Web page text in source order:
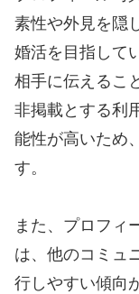
素性や外見を隠
婚活を目指して
相手に伝えるこ
非掲載とする利
能性が高いため
す。
また、プロフィ
は、他のコミュ
行しやすい傾向